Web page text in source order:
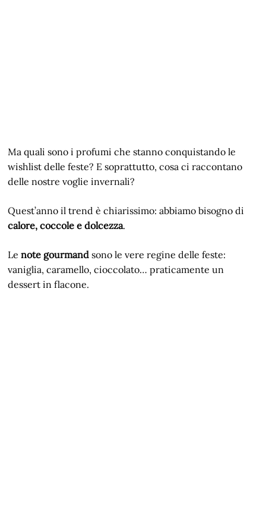
Ma quali sono i profumi che stanno conquistando le
wishlist delle feste? E soprattutto, cosa ci raccontano
delle nostre voglie invernali?
Quest’anno il trend è chiarissimo: abbiamo bisogno di
calore, coccole e dolcezza.
Lenote gourmand sono le vere regine delle feste:
vaniglia, caramello, cioccolato… praticamente un
dessert in flacone.